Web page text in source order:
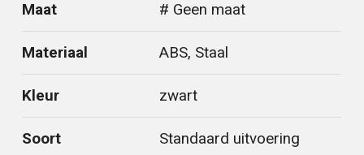
Maat # Geen maat
Materiaal ABS, Staal
Kleur zwart
Soort Standaard uitvoering